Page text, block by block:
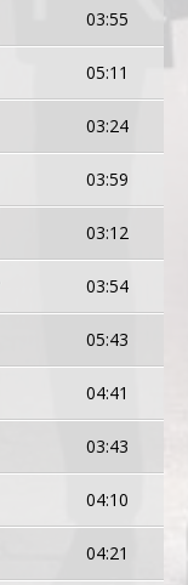
03:55
05:11
03:24
03:59
03:12
03:54
05:43
04:41
03:43
04:10
04:21